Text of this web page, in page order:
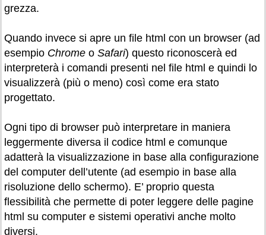
grezza.
Quando invece si apre un file html con un browser (ad
esempio Chrome o Safari) questo riconoscerà ed
interpreterà i comandi presenti nel file html e quindi lo
visualizzerà (più o meno) così come era stato
progettato.
Ogni tipo di browser può interpretare in maniera
leggermente diversa il codice html e comunque
adatterà la visualizzazione in base alla configurazione
del computer dell’utente (ad esempio in base alla
risoluzione dello schermo). E’ proprio questa
flessibilità che permette di poter leggere delle pagine
html su computer e sistemi operativi anche molto
diversi.